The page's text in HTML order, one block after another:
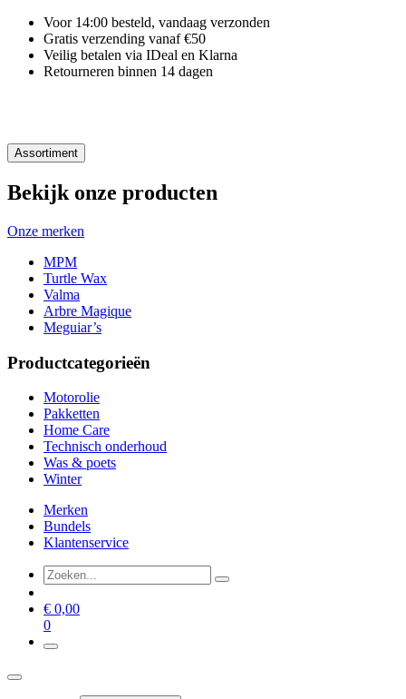
Voor 14:00 besteld, vandaag verzonden
Gratis verzending vanaf €50
Veilig betalen via IDeal en Klarna
Retourneren binnen 14 dagen
Assortiment
Bekijk onze producten
Onze merken
MPM
Turtle Wax
Valma
Arbre Magique
Meguiar’s
Productcategorieën
Motorolie
Pakketten
Home Care
Technisch onderhoud
Was & poets
Winter
Merken
Bundels
Klantenservice
€ 0,00
0